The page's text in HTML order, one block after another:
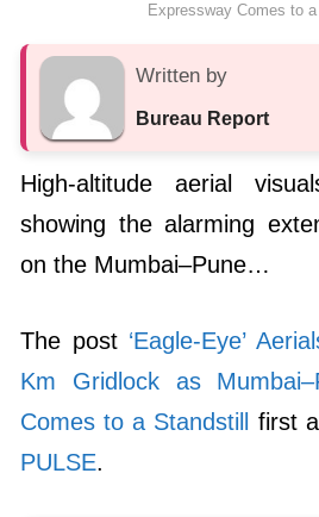
Expressway Comes to a
Written by
Bureau Report
High-altitude aerial
showing the alarming
on the Mumbai–Pune…
The post ‘Eagle-Eye’
Km Gridlock as
Comes to a Standstill
first
PULSE.